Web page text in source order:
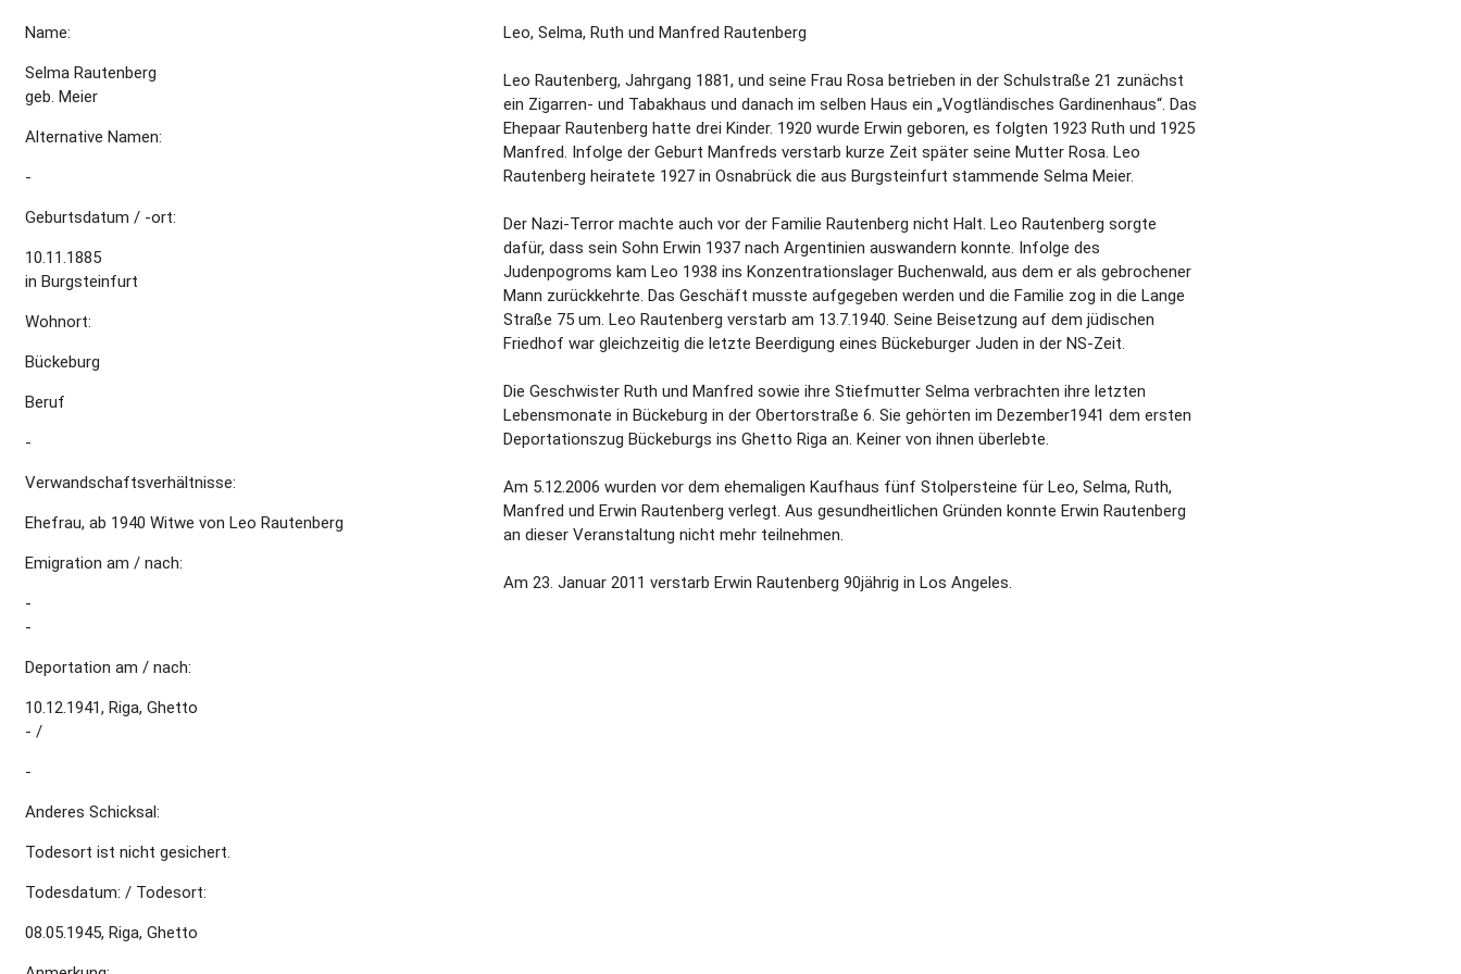
Name:
Selma Rautenberg
geb. Meier
Alternative Namen:
-
Geburtsdatum / -ort:
10.11.1885
in Burgsteinfurt
Wohnort:
Bückeburg
Beruf
-
Verwandschaftsverhältnisse:
Ehefrau, ab 1940 Witwe von Leo Rautenberg
Emigration am / nach:
-
-
Deportation am / nach:
10.12.1941, Riga, Ghetto
- /
-
Anderes Schicksal:
Todesort ist nicht gesichert.
Todesdatum: / Todesort:
08.05.1945, Riga, Ghetto
Leo, Selma, Ruth und Manfred Rautenberg
Leo Rautenberg, Jahrgang 1881, und seine Frau Rosa betrieben in der Schulstraße 21 zunächst
ein Zigarren- und Tabakhaus und danach im selben Haus ein „Vogtländisches Gardinenhaus“. Das
Ehepaar Rautenberg hatte drei Kinder. 1920 wurde Erwin geboren, es folgten 1923 Ruth und 1925
Manfred. Infolge der Geburt Manfreds verstarb kurze Zeit später seine Mutter Rosa. Leo
Rautenberg heiratete 1927 in Osnabrück die aus Burgsteinfurt stammende Selma Meier.
Der Nazi-Terror machte auch vor der Familie Rautenberg nicht Halt. Leo Rautenberg sorgte
dafür, dass sein Sohn Erwin 1937 nach Argentinien auswandern konnte. Infolge des
Judenpogroms kam Leo 1938 ins Konzentrationslager Buchenwald, aus dem er als gebrochener
Mann zurückkehrte. Das Geschäft musste aufgegeben werden und die Familie zog in die Lange
Straße 75 um. Leo Rautenberg verstarb am 13.7.1940. Seine Beisetzung auf dem jüdischen
Friedhof war gleichzeitig die letzte Beerdigung eines Bückeburger Juden in der NS-Zeit.
Die Geschwister Ruth und Manfred sowie ihre Stiefmutter Selma verbrachten ihre letzten
Lebensmonate in Bückeburg in der Obertorstraße 6. Sie gehörten im Dezember1941 dem ersten
Deportationszug Bückeburgs ins Ghetto Riga an. Keiner von ihnen überlebte.
Am 5.12.2006 wurden vor dem ehemaligen Kaufhaus fünf Stolpersteine für Leo, Selma, Ruth,
Manfred und Erwin Rautenberg verlegt. Aus gesundheitlichen Gründen konnte Erwin Rautenberg
an dieser Veranstaltung nicht mehr teilnehmen.
Am 23. Januar 2011 verstarb Erwin Rautenberg 90jährig in Los Angeles.